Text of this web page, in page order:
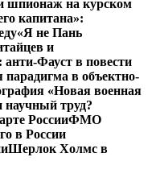
шпионаж на курском
капитана»:
«Я не Пань
и
анти-Фауст в повести
парадигма в объектно-
«Новая военная
научный труд?
РоссииФМО
в России
Шерлок Холмс в